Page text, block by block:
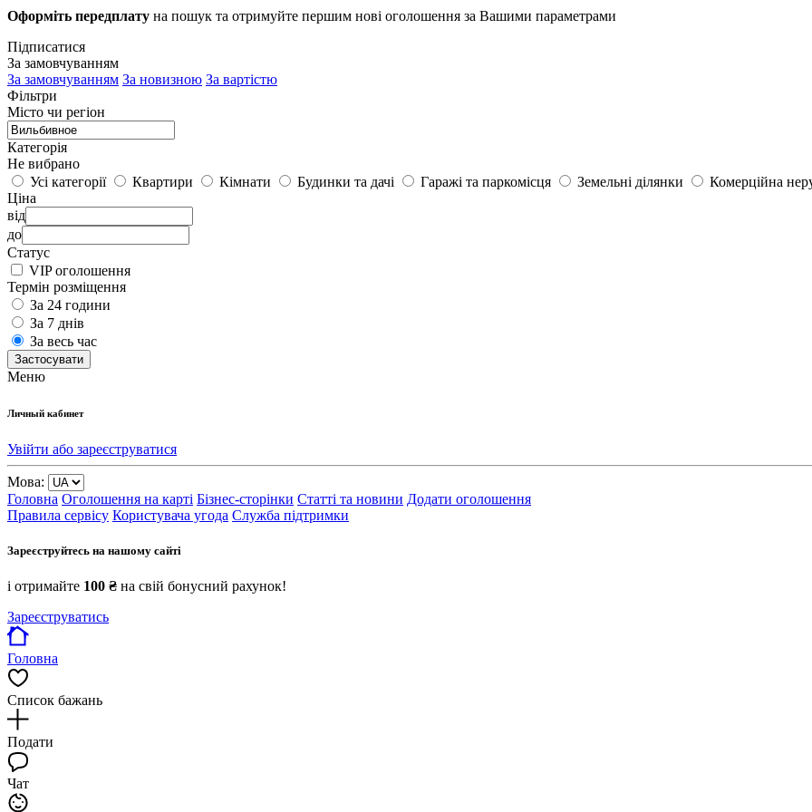
Оформіть передплату на пошук та отримуйте першим нові оголошення за Вашими параметрами
Підписатися
За замовчуванням
За замовчуванням За новизною За вартістю
Фільтри
Місто чи регіон
Категорія
Не вибрано
Усі категорії
Квартири Кімнати Будинки та дачі Гаражі та паркомісця Земельні ділянки
Комерційна
Ціна
від
до
Статус
VIP оголошення
Термін розміщення
За 24 години
За 7 днів
За весь час
Застосувати
Меню
Личный кабинет
Увійти або зареєструватися
Мова:
Головна Оголошення на карті Бізнес-сторінки Статті та новини Додати оголошення
Правила сервісу Користувача угода Служба підтримки
Зареєструйтесь на нашому сайті
і отримайте 100 ₴ на свій бонусний рахунок!
Зареєструватись
Головна
Список бажань
Подати
Чат